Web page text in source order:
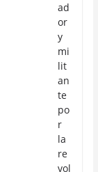
ad
or
y
mi
lit
an
te
po
r
la
re
vol